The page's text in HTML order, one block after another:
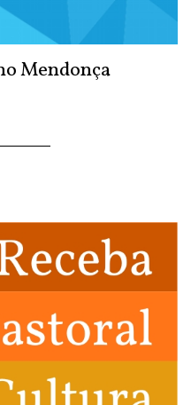
Mendonça